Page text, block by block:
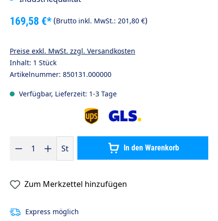
169,58 €*(Brutto inkl. MwSt.: 201,80 €)
Preise exkl. MwSt. zzgl. Versandkosten
Inhalt: 1 Stück
Artikelnummer: 850131.000000
Verfügbar, Lieferzeit: 1-3 Tage
Produkt Anzahl: Gib den gewünschten Wert ein oder benutze
St In den Warenkorb
Zum Merkzettel hinzufügen
Express möglich